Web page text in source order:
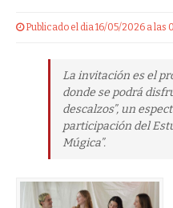
Publicado el dia 16/05/2026 a las
La invitación es el
donde se podrá
descalzos”, un
participación del
Múgica”.